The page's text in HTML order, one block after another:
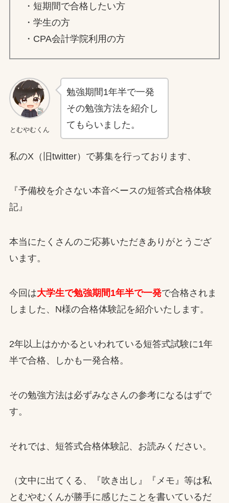
・短期間で合格したい方
・学生の方
・CPA会計学院利用の方
とむやむくん
勉強期間1年半で一発
その勉強方法を紹介し
てもらいました。
私のX（旧twitter）で募集を行っております、
『予備校を介さない本音ベースの短答式合格体験
記』
本当にたくさんのご応募いただきありがとうござ
います。
今回は大学生で勉強期間1年半で一発で合格されま
しました、N様の合格体験記を紹介いたします。
2年以上はかかるといわれている短答式試験に1年
半で合格、しかも一発合格。
その勉強方法は必ずみなさんの参考になるはずで
す。
それでは、短答式合格体験記、お読みください。
（文中に出てくる、『吹き出し』『メモ』等は私
とむやむくんが勝手に感じたことを書いているだ